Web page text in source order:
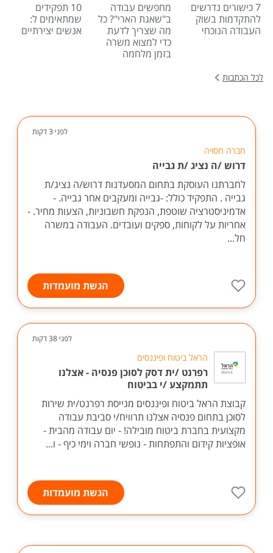
7 כישורים נדרשים
להתקדמות בשוק
העבודה הנוכחי
מחפשים עבודה
ב"שאגת הארי"? כל
מה שצריך לדעת
כדי למצוא משרה
בזמן מלחמה
10 תפקידים
שמתאימים ל:
אנשים יצירתיים
לכל הכתבות
לפני 3 דקות
חברה חסויה
דרוש /ה נציג /ת גבייה
לחברתנו העוסקת בתחום המסעדנות דרוש/ה נציג/ת
גבייה . התפקיד כולל: -גבייה ומעקבים אחר גבייה. -
אדמיניסטרציה שוטפת, הנפקת חשבוניות, הצעות מחיר. -
אחריות על לקוחות, ספקים ועובדים. העבודה במשרה
חל...
הגשת מועמדות
לפני 38 דקות
הראל ביטוח ופיננסים
רפרנט /ית דסק לסוכן פנסיה - אצלנו
תתמקצע /י בביטוח
קבוצת הראל ביטוח ופיננסים מגייסת רפרנט/ית שירות
לסוכן בתחום פנסיה אצלנו תרוויח/י סביבת עבודה
מקצועית בחברת ביטוח מובילה! - יום עבודה מהבית -
אופציות קידום והתפתחות - נופשי חברה וימי כיף - ו...
הגשת מועמדות